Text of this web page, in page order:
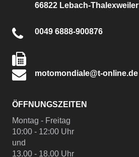
66822 Lebach-Thalexweiler
0049 6888-900876
motomondiale@t-online.de
ÖFFNUNGSZEITEN
Montag - Freitag
10:00 - 12:00 Uhr
und
13.00 - 18.00 Uhr